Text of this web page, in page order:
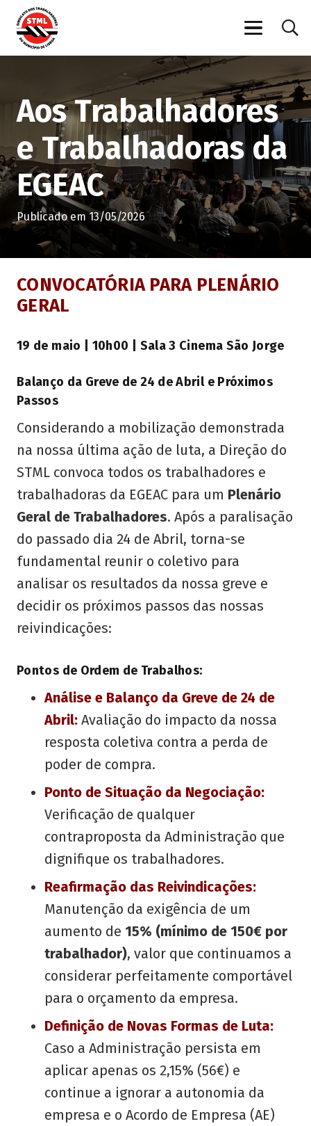
Aos Trabalhadores
e Trabalhadoras da
EGEAC
Publicado em 13/05/2026
CONVOCATÓRIA PARA PLENÁRIO
GERAL
19 de maio | 10h00 | Sala 3 Cinema São Jorge
Balanço da Greve de 24 de Abril e Próximos
Passos
Considerando a mobilização demonstrada
na nossa última ação de luta, a Direção do
STML convoca todos os trabalhadores e
trabalhadoras da EGEAC para um Plenário
Geral de Trabalhadores. Após a paralisação
do passado dia 24 de Abril, torna-se
fundamental reunir o coletivo para
analisar os resultados da nossa greve e
decidir os próximos passos das nossas
reivindicações:
Pontos de Ordem de Trabalhos:
Análise e Balanço da Greve de 24 de
Abril: Avaliação do impacto da nossa
resposta coletiva contra a perda de
poder de compra.
Ponto de Situação da Negociação:
Verificação de qualquer
contraproposta da Administração que
dignifique os trabalhadores.
Reafirmação das Reivindicações:
Manutenção da exigência de um
aumento de 15% (mínimo de 150€ por
trabalhador), valor que continuamos a
considerar perfeitamente comportável
para o orçamento da empresa.
Definição de Novas Formas de Luta:
Caso a Administração persista em
aplicar apenas os 2,15% (56€) e
continue a ignorar a autonomia da
empresa e o Acordo de Empresa (AE)